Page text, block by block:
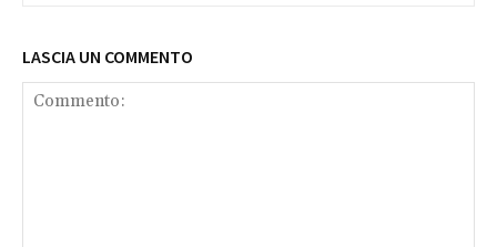
LASCIA UN COMMENTO